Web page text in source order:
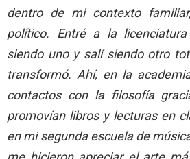
dentro de mi contexto
político. Entré a la
siendo uno y salí siendo otro
transformó. Ahí, en la
contactos con la filosofía
promovían libros y lecturas en
en mi segunda escuela de